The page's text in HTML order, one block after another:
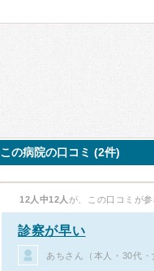
この病院の口コミ (2件)
12人中12人 が、この口コミが
診察が早い
あちさん（本人・30代・